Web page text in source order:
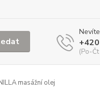
(Po-
masážní olej